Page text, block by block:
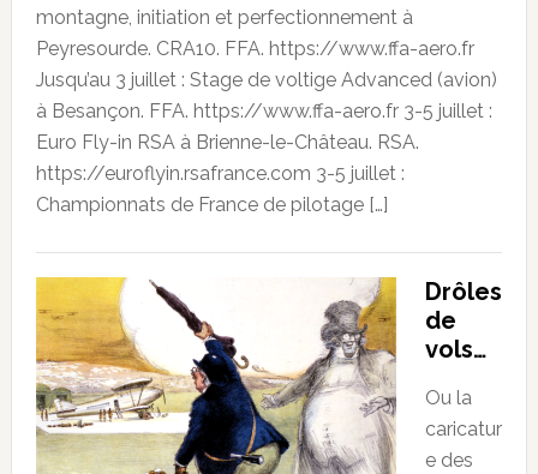
montagne, initiation et perfectionnement à
Peyresourde. CRA10. FFA. https://www.ffa-aero.fr
Jusqu’au 3 juillet : Stage de voltige Advanced (avion)
à Besançon. FFA. https://www.ffa-aero.fr 3-5 juillet :
Euro Fly-in RSA à Brienne-le-Château. RSA.
https://euroflyin.rsafrance.com 3-5 juillet :
Championnats de France de pilotage […]
Drôles
de
vols…
Ou la
caricatur
e des